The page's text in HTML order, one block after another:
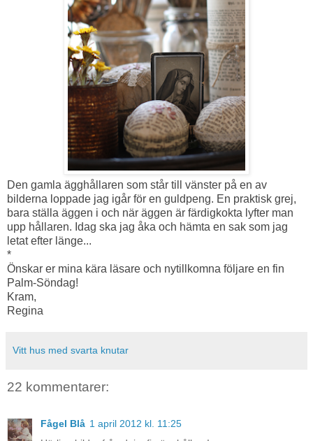
Den gamla ägghållaren som står till vänster på en av
bilderna loppade jag igår för en guldpeng. En praktisk grej,
bara ställa äggen i och när äggen är färdigkokta lyfter man
upp hållaren. Idag ska jag åka och hämta en sak som jag
letat efter länge...
*
Önskar er mina kära läsare och nytillkomna följare en fin
Palm-Söndag!
Kram,
Regina
Vitt hus med svarta knutar
22 kommentarer:
Fågel Blå 1 april 2012 kl. 11:25